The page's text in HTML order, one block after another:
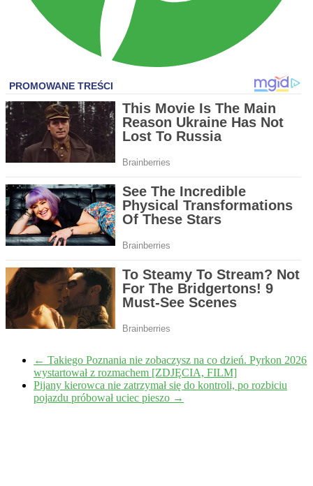
← Takiego Poznania nie zobaczysz na co dzień. Pyrkon 2026
wystartował z rozmachem [ZDJĘCIA, FILM]
Pijany kierowca nie zatrzymał się do kontroli, po rozbiciu
pojazdu próbował uciec pieszo →